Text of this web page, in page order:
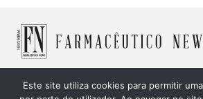
Este site utiliza cookies para permitir